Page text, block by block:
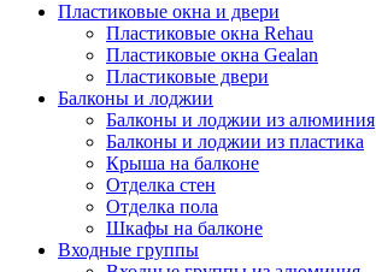
Пластиковые окна и двери
Пластиковые окна Rehau
Пластиковые окна Gealan
Пластиковые двери
Балконы и лоджии
Балконы и лоджии из алюминия
Балконы и лоджии из пластика
Крыша на балконе
Отделка стен
Отделка пола
Шкафы на балконе
Входные группы